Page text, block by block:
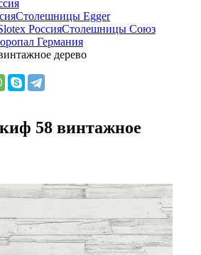
Столешницы Egger
РоссияСтолешницы Союз
Германия
дерево
58 винтажное